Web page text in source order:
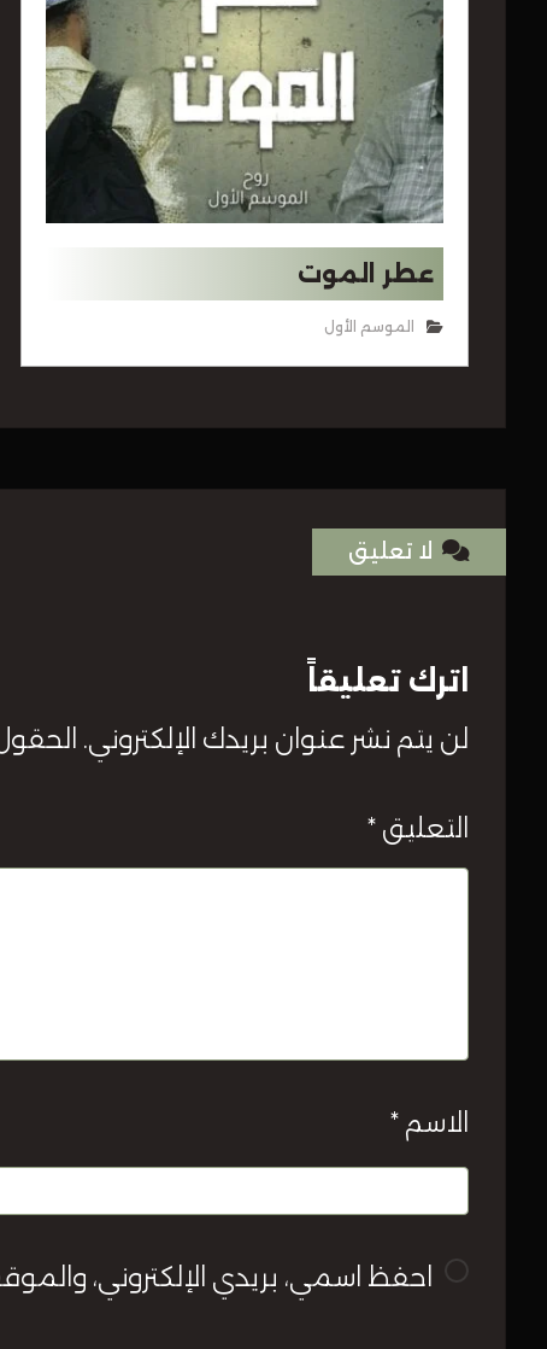
عطر الموت
الموسم الأول
لا تعليق
اترك تعليقاً
لن يتم نشر عنوان بريدك الإلكتروني.
التعليق *
الاسم *
احفظ اسمي، بريدي الإلكتروني،